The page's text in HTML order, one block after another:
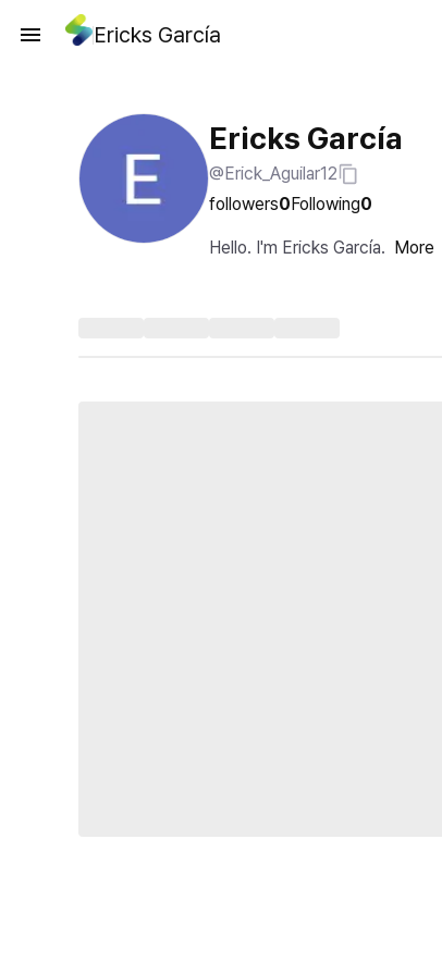
Ericks García
Ericks García
@Erick_Aguilar12
followers0Following0
Hello. I'm Ericks García. More